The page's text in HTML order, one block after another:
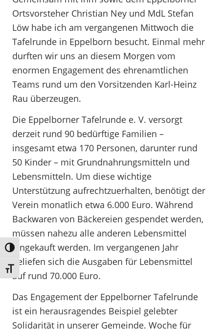
Umschalten auf hohe Kontraste
Schrift vergrößern
Ortsvorsteher Christian Ney und MdL Stefan
Löw habe ich am vergangenen Mittwoch die
Tafelrunde in Eppelborn besucht. Einmal mehr
durften wir uns an diesem Morgen vom
enormen Engagement des ehrenamtlichen
Teams rund um den Vorsitzenden Karl-Heinz
Rau überzeugen.
Die Eppelborner Tafelrunde e. V. versorgt
derzeit rund 90 bedürftige Familien –
insgesamt etwa 170 Personen, darunter rund
50 Kinder – mit Grundnahrungsmitteln und
Lebensmitteln. Um diese wichtige
Unterstützung aufrechtzuerhalten, benötigt der
Verein monatlich etwa 6.000 Euro. Während
Backwaren von Bäckereien gespendet werden,
müssen nahezu alle anderen Lebensmittel
eingekauft werden. Im vergangenen Jahr
beliefen sich die Ausgaben für Lebensmittel
auf rund 70.000 Euro.
Das Engagement der Eppelborner Tafelrunde
ist ein herausragendes Beispiel gelebter
Solidarität in unserer Gemeinde. Woche für